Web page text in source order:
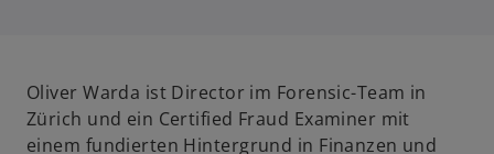
d
i
n
Oliver Warda ist Director im Forensic-Team in
Zürich und ein Certified Fraud Examiner mit
einem fundierten Hintergrund in Finanzen und